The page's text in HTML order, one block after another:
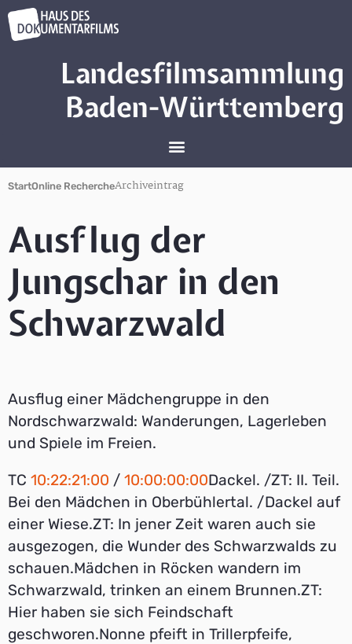
Landesfilmsammlung
Baden-Württemberg
StartOnline RechercheArchiveintrag
Ausflug der
Jungschar in den
Schwarzwald
Ausflug einer Mädchengruppe in den
Nordschwarzwald: Wanderungen, Lagerleben
und Spiele im Freien.
TC 10:22:21:00 / 10:00:00:00Dackel. /ZT: II. Teil.
Bei den Mädchen in Oberbühlertal. /Dackel auf
einer Wiese.ZT: In jener Zeit waren auch sie
ausgezogen, die Wunder des Schwarzwalds zu
schauen.Mädchen in Röcken wandern im
Schwarzwald, trinken an einem Brunnen.ZT:
Hier haben sie sich Feindschaft
geschworen.Nonne pfeift in Trillerpfeife,